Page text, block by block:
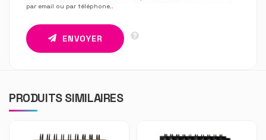
par email ou par téléphone..
ENVOYER
PRODUITS SIMILAIRES